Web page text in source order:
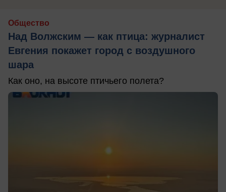
Общество
Над Волжским — как птица: журналист
Евгения покажет город с воздушного
шара
Как оно, на высоте птичьего полета?